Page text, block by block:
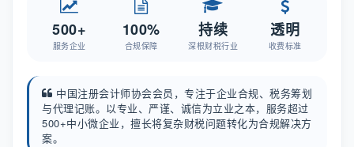
500+
服务企业
100%
合规保障
持续
深根财税行业
透明
收费标准
中国注册会计师协会会员，专注于企业合规、税务筹划
与代理记账。以专业、严谨、诚信为立业之本，服务超过
500+中小微企业，擅长将复杂财税问题转化为合规解决方
案。